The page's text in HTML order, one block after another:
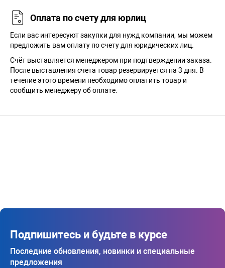
Оплата по счету для юрлиц
Если вас интересуют закупки для нужд компании, мы можем
предложить вам оплату по счету для юридических лиц.
Счёт выставляется менеджером при подтверждении заказа.
После выставления счета товар резервируется на 3 дня. В
течение этого времени необходимо оплатить товар и
сообщить менеджеру об оплате.
Подпишитесь и будьте в курсе
Последние обновления, новинки и специальные
предложения